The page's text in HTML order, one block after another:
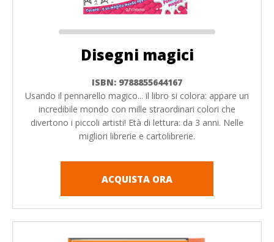
Disegni magici
ISBN: 9788855644167
Usando il pennarello magico... il libro si colora: appare un
incredibile mondo con mille straordinari colori che
divertono i piccoli artisti! Età di lettura: da 3 anni. Nelle
migliori librerie e cartolibrerie.
ACQUISTA ORA